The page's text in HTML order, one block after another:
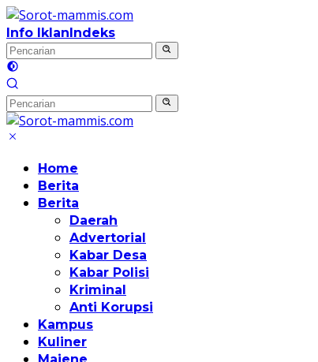
Langsung
ke
konten
Info IklanIndeks
Home
Berita
Berita
Daerah
Advertorial
Kabar Desa
Kabar Polisi
Kriminal
Anti Korupsi
Kampus
Kuliner